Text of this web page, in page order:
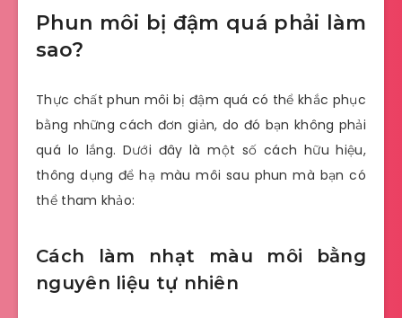
Phun môi bị đậm quá phải làm
sao?
Thực chất phun môi bị đậm quá có thể khắc phục
bằng những cách đơn giản, do đó bạn không phải
quá lo lắng. Dưới đây là một số cách hữu hiệu,
thông dụng để hạ màu môi sau phun mà bạn có
thể tham khảo:
Cách làm nhạt màu môi bằng
nguyên liệu tự nhiên